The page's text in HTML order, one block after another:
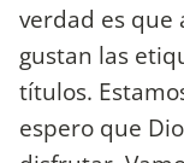
verdad es que
gustan las
títulos.
espero que